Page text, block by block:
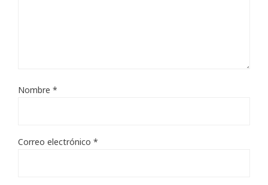
Nombre *
Correo electrónico *